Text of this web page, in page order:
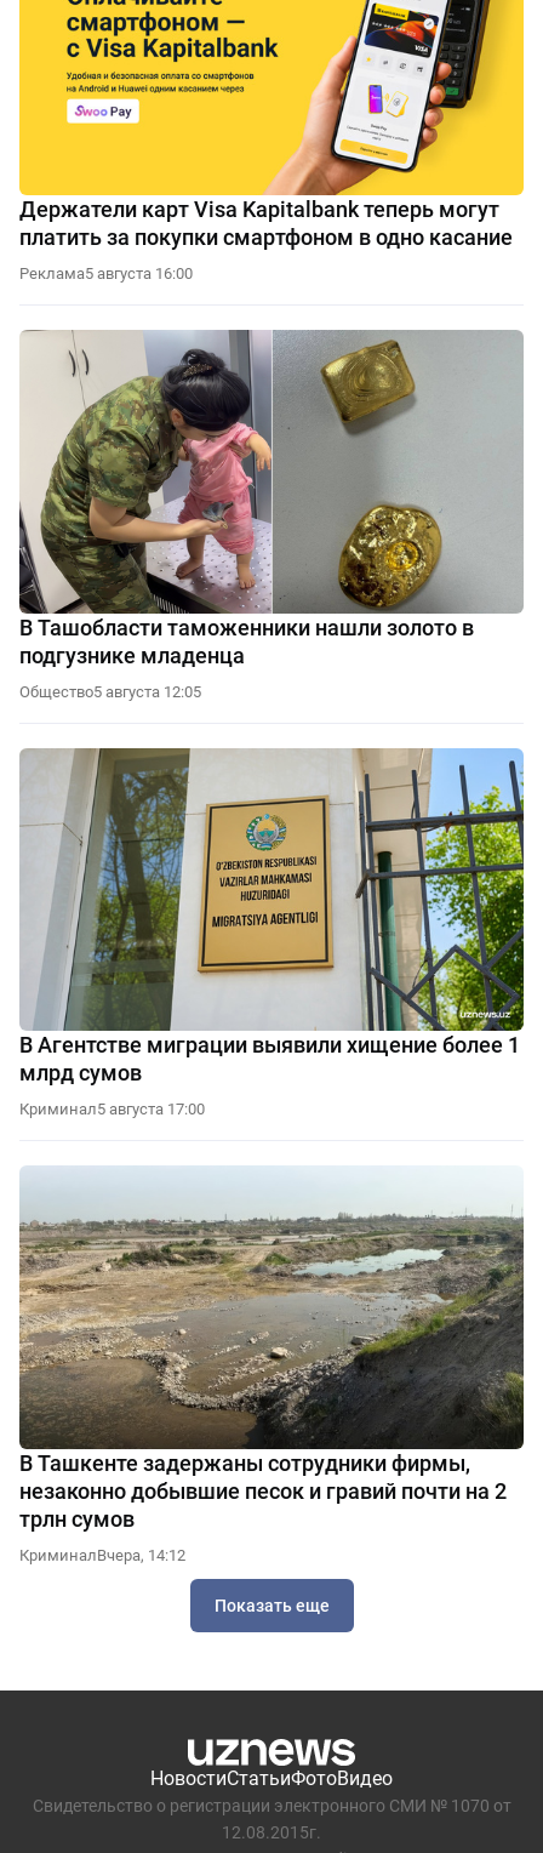
Держатели карт Visa Kapitalbank теперь могут
платить за покупки смартфоном в одно касание
Реклама5 августа 16:00
В Ташобласти таможенники нашли золото в
подгузнике младенца
Общество5 августа 12:05
В Агентстве миграции выявили хищение более 1
млрд сумов
Криминал5 августа 17:00
В Ташкенте задержаны сотрудники фирмы,
незаконно добывшие песок и гравий почти на 2
трлн сумов
КриминалВчера, 14:12
Показать еще
НовостиСтатьиФотоВидео
Свидетельство о регистрации электронного СМИ № 1070 от
12.08.2015г.